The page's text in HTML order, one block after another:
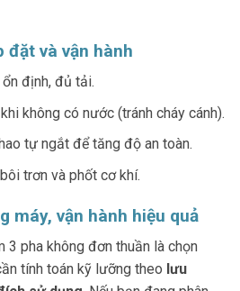
đặt và vận hành
định, đủ tải.
không có nước (tránh cháy cánh).
tự ngắt để tăng độ an toàn.
trơn và phốt cơ khí.
máy, vận hành hiệu quả
3 pha không đơn thuần là chọn
tính toán kỹ lưỡng theo lưu